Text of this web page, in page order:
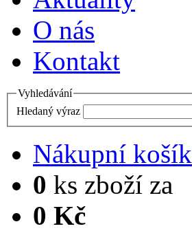
O nás
Kontakt
Vyhledávání
Hledaný výraz
Nákupní košík
0 ks zboží za
0 Kč